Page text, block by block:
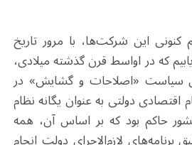
این شرکت‌ها، با مرور تاریخ
که در اواسط قرن گذشته میلادی،
سیاست «اصلاحات و گشایش» در
سال 1978، نظام اقتصادی دولتی به عنوان یگانه نظام
حاکم بود که بر اساس آن، همه